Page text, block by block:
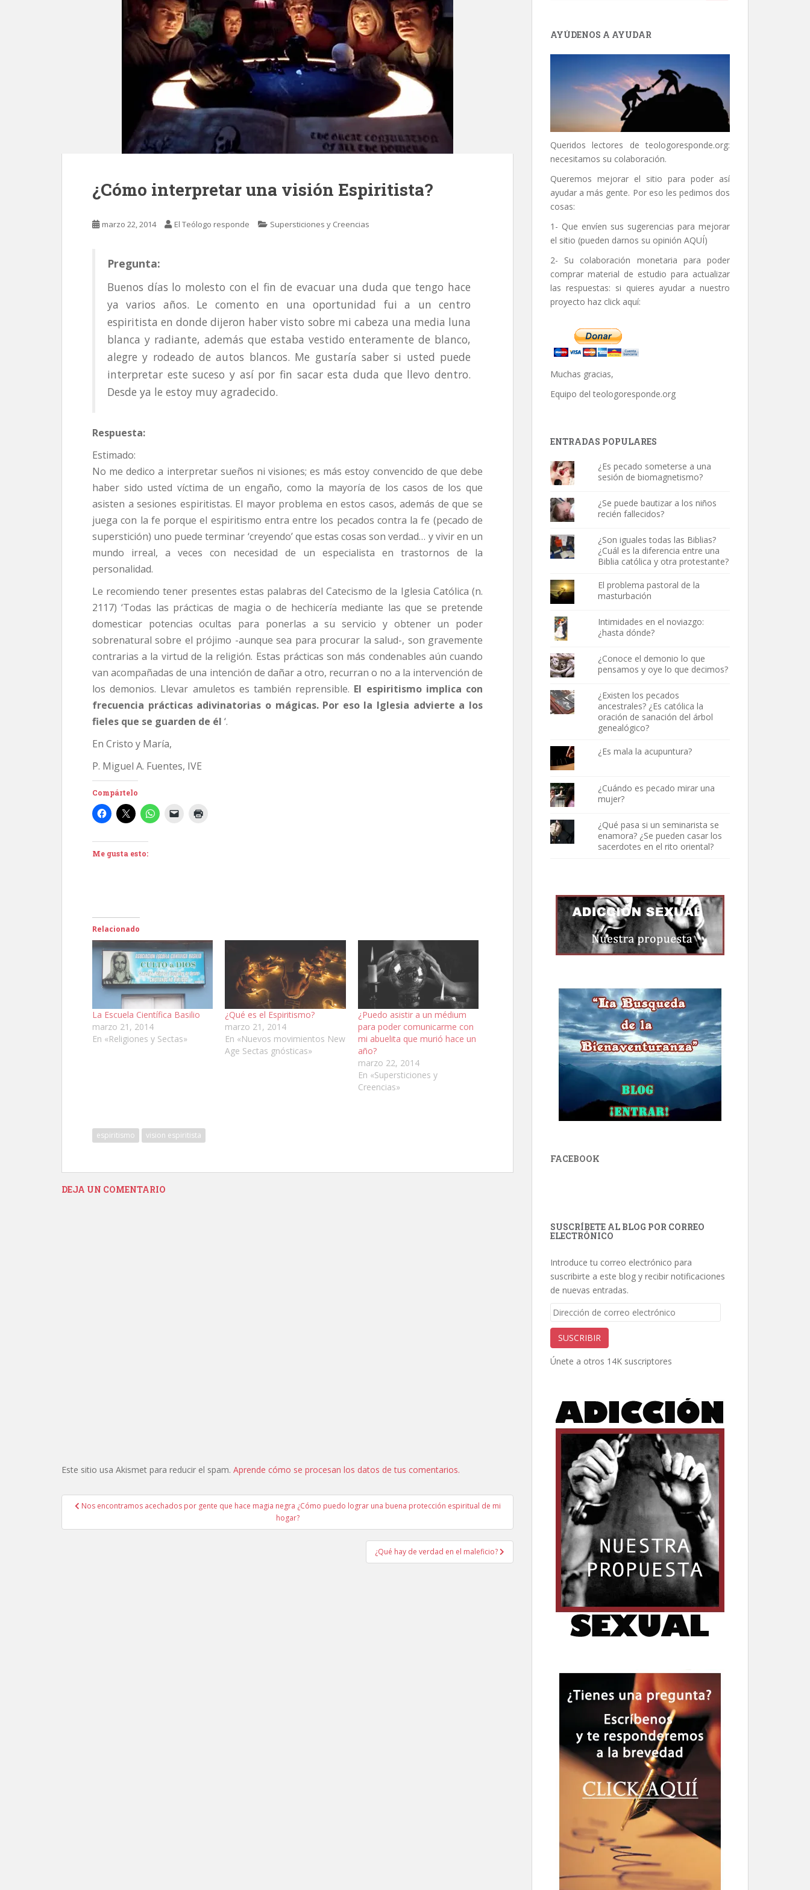
¿Cómo interpretar una visión Espiritista?
marzo 22, 2014 El Teólogo responde Supersticiones y Creencias
Pregunta:
Buenos días lo molesto con el fin de evacuar una duda que tengo hace
ya varios años. Le comento en una oportunidad fui a un centro
espiritista en donde dijeron haber visto sobre mi cabeza una media luna
blanca y radiante, además que estaba vestido enteramente de blanco,
alegre y rodeado de autos blancos. Me gustaría saber si usted puede
interpretar este suceso y así por fin sacar esta duda que llevo dentro.
Desde ya le estoy muy agradecido.
Respuesta:
Estimado:
No me dedico a interpretar sueños ni visiones; es más estoy convencido de que debe
haber sido usted víctima de un engaño, como la mayoría de los casos de los que
asisten a sesiones espiritistas. El mayor problema en estos casos, además de que se
juega con la fe porque el espiritismo entra entre los pecados contra la fe (pecado de
superstición) uno puede terminar ‘creyendo’ que estas cosas son verdad… y vivir en un
mundo irreal, a veces con necesidad de un especialista en trastornos de la
personalidad.
Le recomiendo tener presentes estas palabras del Catecismo de la Iglesia Católica (n.
2117) ‘Todas las prácticas de magia o de hechicería mediante las que se pretende
domesticar potencias ocultas para ponerlas a su servicio y obtener un poder
sobrenatural sobre el prójimo -aunque sea para procurar la salud-, son gravemente
contrarias a la virtud de la religión. Estas prácticas son más condenables aún cuando
van acompañadas de una intención de dañar a otro, recurran o no a la intervención de
los demonios. Llevar amuletos es también reprensible. El espiritismo implica con
frecuencia prácticas adivinatorias o mágicas. Por eso la Iglesia advierte a los
fieles que se guarden de él ‘.
En Cristo y María,
P. Miguel A. Fuentes, IVE
Compártelo
Me gusta esto:
Relacionado
La Escuela Científica Basilio
marzo 21, 2014
En «Religiones y Sectas»
¿Qué es el Espiritismo?
marzo 21, 2014
En «Nuevos movimientos New
Age Sectas gnósticas»
¿Puedo asistir a un médium
para poder comunicarme con
mi abuelita que murió hace un
año?
marzo 22, 2014
En «Supersticiones y
Creencias»
espiritismo vision espiritista
DEJA UN COMENTARIO
Este sitio usa Akismet para reducir el spam. Aprende cómo se procesan los datos de tus comentarios.
Navegación
entradas
Nos encontramos acechados por gente que hace magia negra ¿Cómo puedo lograr una buena protección espiritual de mi
hogar?
¿Qué hay de verdad en el maleficio?
AYÚDENOS A AYUDAR
Queridos lectores de teologoresponde.org:
necesitamos su colaboración.
Queremos mejorar el sitio para poder así
ayudar a más gente. Por eso les pedimos dos
cosas:
1- Que envíen sus sugerencias para mejorar
el sitio (pueden darnos su opinión AQUÍ)
2- Su colaboración monetaria para poder
comprar material de estudio para actualizar
las respuestas: si quieres ayudar a nuestro
proyecto haz click aquí:
Muchas gracias,
Equipo del teologoresponde.org
ENTRADAS POPULARES
¿Es pecado someterse a una
sesión de biomagnetismo?
¿Se puede bautizar a los niños
recién fallecidos?
¿Son iguales todas las Biblias?
¿Cuál es la diferencia entre una
Biblia católica y otra protestante?
El problema pastoral de la
masturbación
Intimidades en el noviazgo:
¿hasta dónde?
¿Conoce el demonio lo que
pensamos y oye lo que decimos?
¿Existen los pecados
ancestrales? ¿Es católica la
oración de sanación del árbol
genealógico?
¿Es mala la acupuntura?
¿Cuándo es pecado mirar una
mujer?
¿Qué pasa si un seminarista se
enamora? ¿Se pueden casar los
sacerdotes en el rito oriental?
FACEBOOK
SUSCRÍBETE AL BLOG POR CORREO
ELECTRÓNICO
Introduce tu correo electrónico para
suscribirte a este blog y recibir notificaciones
de nuevas entradas.
Dirección
correo
electrónico
SUSCRIBIR
Únete a otros 14K suscriptores